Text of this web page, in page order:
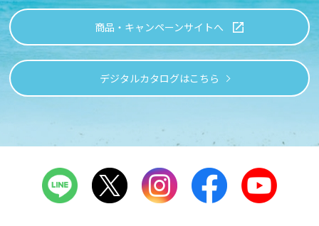
商品・キャンペーンサイトへ
デジタルカタログはこちら